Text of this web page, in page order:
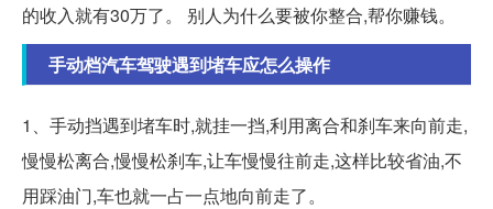
的收入就有30万了。 别人为什么要被你整合,帮你赚钱。
手动档汽车驾驶遇到堵车应怎么操作
1、手动挡遇到堵车时,就挂一挡,利用离合和刹车来向前走,
慢慢松离合,慢慢松刹车,让车慢慢往前走,这样比较省油,不
用踩油门,车也就一占一点地向前走了。